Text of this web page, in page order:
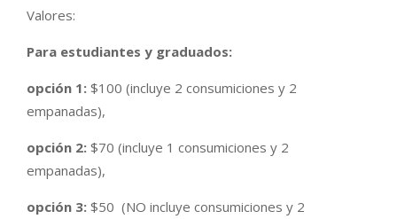
Valores:
Para estudiantes y graduados:
opción 1: $100 (incluye 2 consumiciones y 2
empanadas),
opción 2: $70 (incluye 1 consumiciones y 2
empanadas),
opción 3: $50 (NO incluye consumiciones y 2